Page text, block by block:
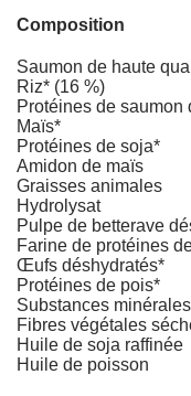
Composition
Saumon de haute
Riz* (16 %)
Protéines de saumon
Maïs*
Protéines de soja*
Amidon de maïs
Graisses animales
Hydrolysat
Pulpe de betterave
Farine de protéines
Œufs déshydratés*
Protéines de pois*
Substances minérales
Fibres végétales
Huile de soja raffinée
Huile de poisson